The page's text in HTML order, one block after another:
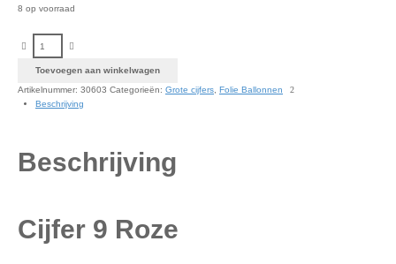
8 op voorraad
Toevoegen aan winkelwagen
Artikelnummer: 30603 Categorieën: Grote cijfers Folie Ballonnen
Beschrijving
Beschrijving
Cijfer 9 Roze